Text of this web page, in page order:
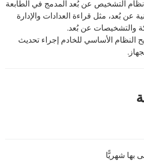
نظام التشخيص عن بُعد المدمج في الطابعة
عن بُعد، مثل قراءة العدادات والإدارة
والتشخيصات عن بُعد.
النظام الأساسي للخادم إجراء تحديث
بها شهريًّا